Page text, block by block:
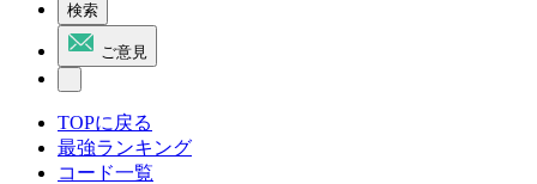
検索
ご意見
TOPに戻る
最強ランキング
コード一覧